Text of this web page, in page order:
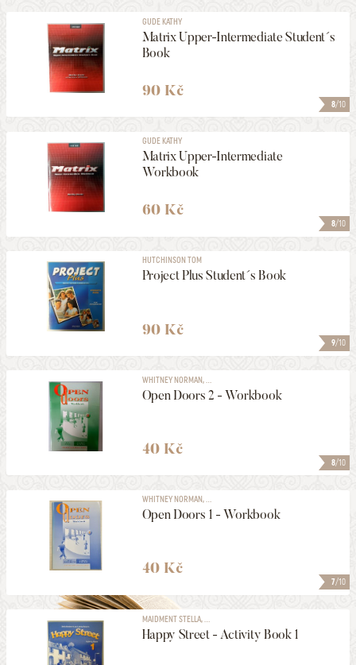
8/10
GUDE KATHY
Matrix Upper-Intermediate Student´s
Book
90 Kč
8/10
GUDE KATHY
Matrix Upper-Intermediate
Workbook
60 Kč
9/10
HUTCHINSON TOM
Project Plus Student´s Book
90 Kč
8/10
WHITNEY NORMAN, ...
Open Doors 2 - Workbook
40 Kč
7/10
WHITNEY NORMAN, ...
Open Doors 1 - Workbook
40 Kč
MAIDMENT STELLA, ...
Happy Street - Activity Book 1